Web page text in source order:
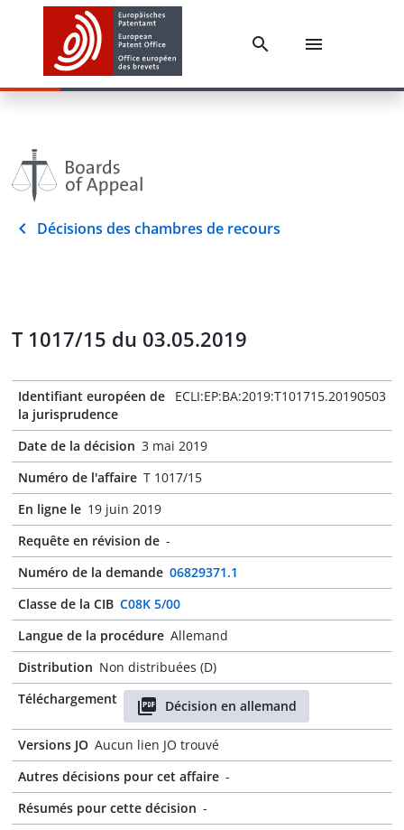
Décisions des chambres de recours
T 1017/15 du 03.05.2019
Identifiant européen de
la jurisprudence
ECLI:EP:BA:2019:T101715.20190503
Date de la décision 3 mai 2019
Numéro de l'affaire T 1017/15
En ligne le 19 juin 2019
Requête en révision de -
Numéro de la demande 06829371.1
Classe de la CIB C08K 5/00
Langue de la procédure Allemand
Distribution Non distribuées (D)
Téléchargement
Décision en allemand
Versions JO Aucun lien JO trouvé
Autres décisions pour cet affaire -
Résumés pour cette décision -